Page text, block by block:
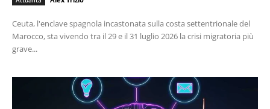
Ceuta, l'enclave spagnola incastonata sulla costa settentrionale del
Marocco, sta vivendo tra il 29 e il 31 luglio 2026 la crisi migratoria più
grave...